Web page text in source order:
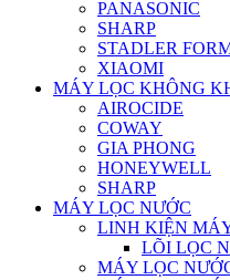
PANASONIC
SHARP
STADLER
XIAOMI
MÁY LỌC KHÔNG
AIROCIDE
COWAY
GIA PHONG
HONEYWELL
SHARP
MÁY LỌC NƯỚC
LINH KIỆN
LÕI LỌC
MÁY LỌC